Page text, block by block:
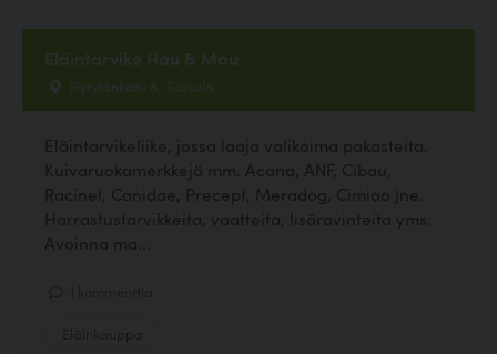
Eläintarvike Hau & Mau
Hyrylänkatu 8, Tuusula
Eläintarvikeliike, jossa laaja valikoima pakasteita.
Kuivaruokamerkkejä mm. Acana, ANF, Cibau,
Racinel, Canidae, Precept, Meradog, Cimiao jne.
Harrastustarvikkeita, vaatteita, lisäravinteita yms.
Avoinna ma...